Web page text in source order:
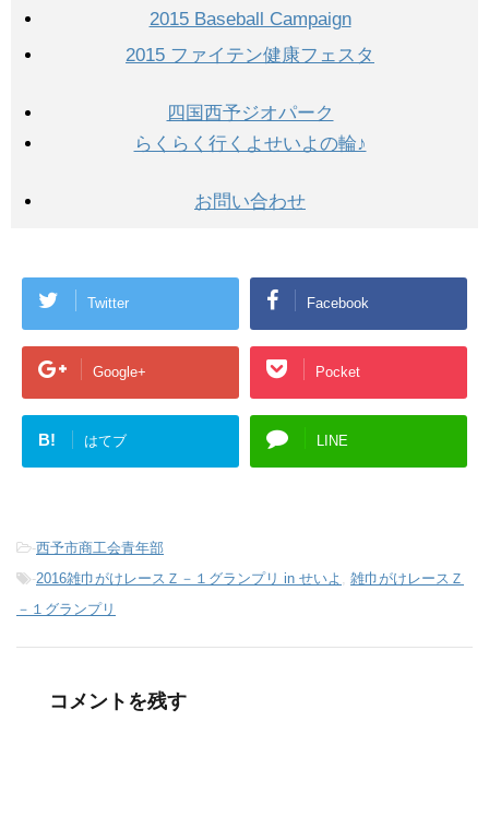
2015 Baseball Campaign
2015 ファイテン健康フェスタ
四国西予ジオパーク
らくらく行くよせいよの輪♪
お問い合わせ
Twitter Facebook
Google+ Pocket
B! はてブ LINE
-西予市商工会青年部
-2016雑巾がけレースＺ－１グランプリ in せいよ
雑巾がけレースＺ
－１グランプリ
コメントを残す